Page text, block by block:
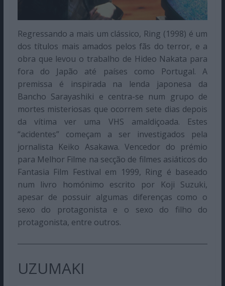
Regressando a mais um clássico, Ring (1998) é um
dos títulos mais amados pelos fãs do terror, e a
obra que levou o trabalho de Hideo Nakata para
fora do Japão até países como Portugal. A
premissa é inspirada na lenda japonesa da
Bancho Sarayashiki e centra-se num grupo de
mortes misteriosas que ocorrem sete dias depois
da vítima ver uma VHS amaldiçoada. Estes
“acidentes” começam a ser investigados pela
jornalista Keiko Asakawa. Vencedor do prémio
para Melhor Filme na secção de filmes asiáticos do
Fantasia Film Festival em 1999, Ring é baseado
num livro homónimo escrito por Koji Suzuki,
apesar de possuir algumas diferenças como o
sexo do protagonista e o sexo do filho do
protagonista, entre outros.
UZUMAKI